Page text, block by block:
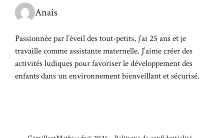
Anais
Passionnée par l’éveil des tout-petits, j’ai 25 ans et je
travaille comme assistante maternelle. J’aime créer des
activités ludiques pour favoriser le développement des
enfants dans un environnement bienveillant et sécurisé.